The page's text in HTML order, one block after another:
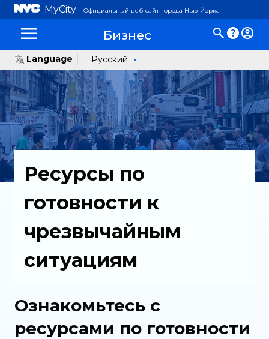
MyCity Официальный веб-сайт города Нью-Йорка
Бизнес
Language Русский
Ресурсы по
готовности к
чрезвычайным
ситуациям
Ознакомьтесь с
ресурсами по готовности